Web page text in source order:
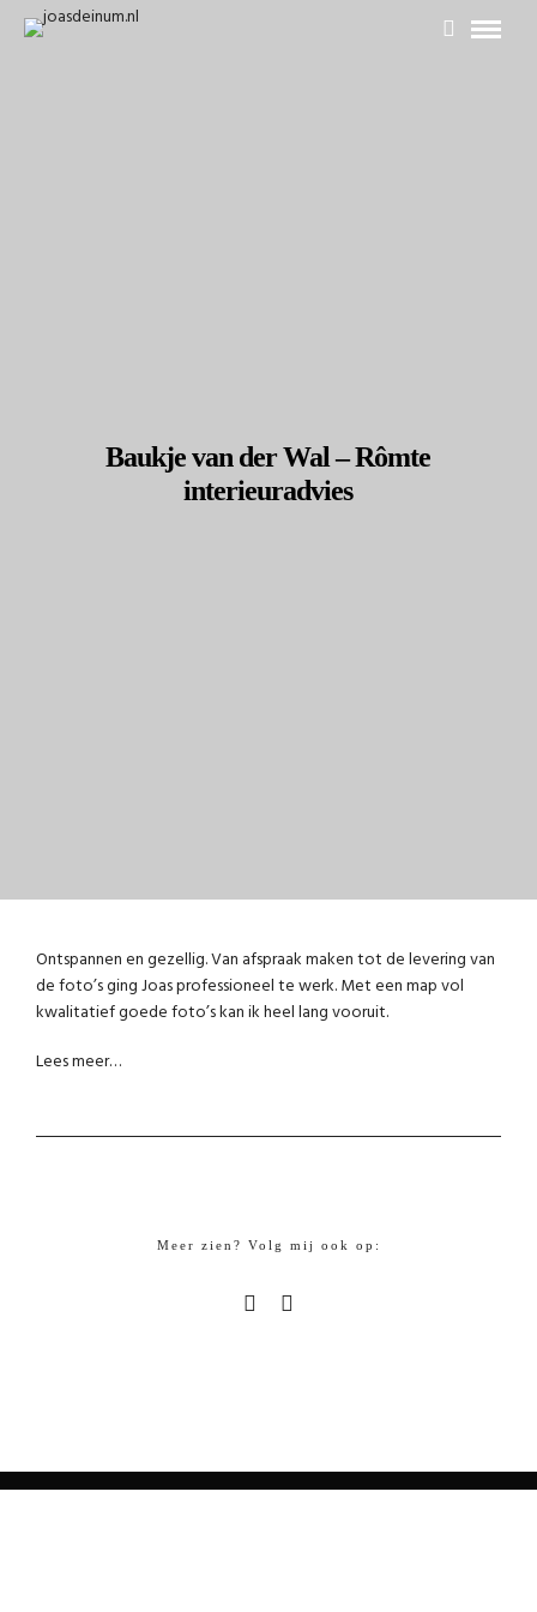
Baukje van der Wal – Rômte
interieuradvies
Ontspannen en gezellig. Van afspraak maken tot de levering van
de foto’s ging Joas professioneel te werk. Met een map vol
kwalitatief goede foto’s kan ik heel lang vooruit.
Lees meer…
Meer zien? Volg mij ook op: